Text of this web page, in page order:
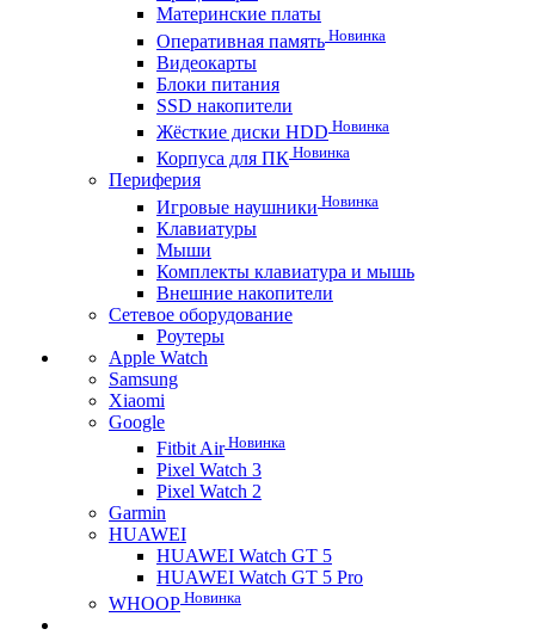
Материнские платы
Оперативная память Новинка
Видеокарты
Блоки питания
SSD накопители
Жёсткие диски HDD Новинка
Корпуса для ПК Новинка
Периферия
Игровые наушники Новинка
Клавиатуры
Мыши
Комплекты клавиатура и мышь
Внешние накопители
Сетевое оборудование
Роутеры
Apple Watch
Samsung
Xiaomi
Google
Fitbit AirНовинка
Pixel Watch 3
Pixel Watch 2
Garmin
HUAWEI
HUAWEI Watch GT 5
HUAWEI Watch GT 5 Pro
WHOOP Новинка